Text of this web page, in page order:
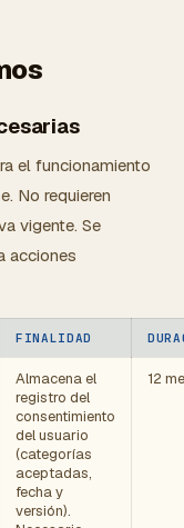
el funcionamiento
No requieren
vigente. Se
acciones
FINALIDAD
Almacena el
registro del
consentimiento
del usuario
(categorías
aceptadas,
fecha y
versión).
12